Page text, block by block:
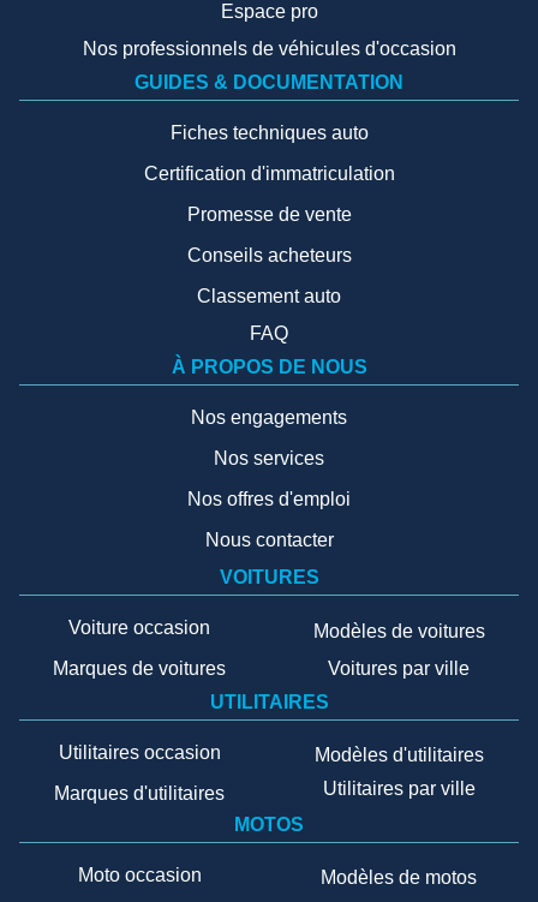
Espace pro
Nos professionnels de véhicules d'occasion
GUIDES & DOCUMENTATION
Fiches techniques auto
Certification d'immatriculation
Promesse de vente
Conseils acheteurs
Classement auto
FAQ
À PROPOS DE NOUS
Nos engagements
Nos services
Nos offres d'emploi
Nous contacter
VOITURES
Voiture occasion
Marques de voitures
Modèles de voitures
Voitures par ville
UTILITAIRES
Utilitaires occasion
Marques d'utilitaires
Modèles d'utilitaires
Utilitaires par ville
MOTOS
Moto occasion
Modèles de motos